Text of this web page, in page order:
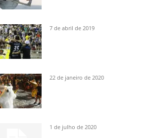
7 de abril de 2019
22 de janeiro de 2020
1 de julho de 2020